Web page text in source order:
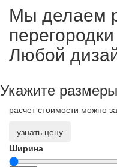
Мы делаем
Любой
Укажите
расчет стоимости можно
узнать цену
Ширина